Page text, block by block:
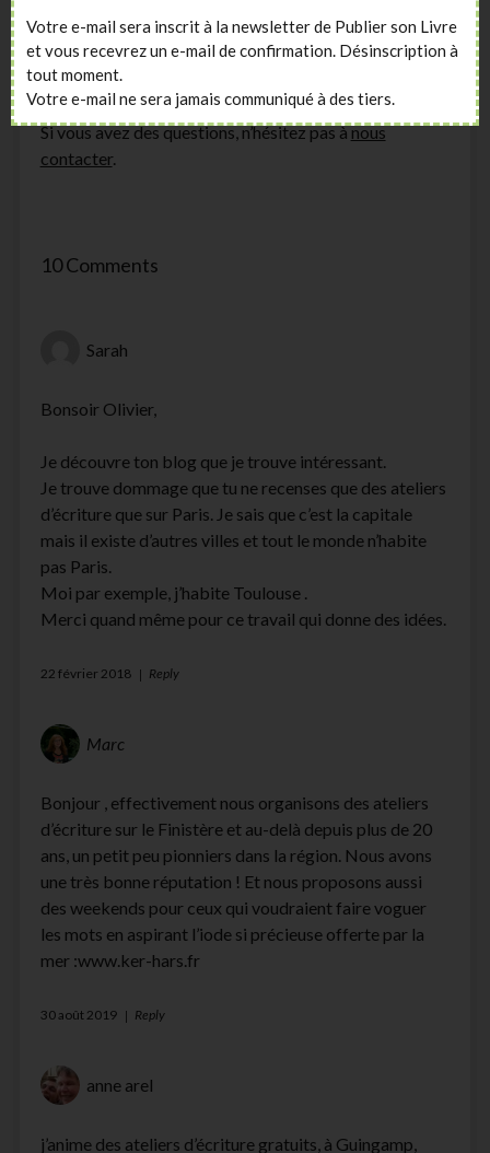
création d’une nouvellesur un thème dédié, la création
d’une fiche de personnage, ou la description d’une
paysage sont de bons exercices.
Si vous avez des questions, n’hésitez pas ànous
contacter.
10 Comments
Sarah
Bonsoir Olivier,
Je découvre ton blog que je trouve intéressant.
Je trouve dommage que tu ne recenses que des ateliers
d’écriture que sur Paris. Je sais que c’est la capitale
mais il existe d’autres villes et tout le monde n’habite
pas Paris.
Moi par exemple, j’habite Toulouse .
Merci quand même pour ce travail qui donne des idées.
22 février 2018 Reply
Marc
Bonjour , effectivement nous organisons des ateliers
d’écriture sur le Finistère et au-delà depuis plus de 20
ans, un petit peu pionniers dans la région. Nous avons
une très bonne réputation ! Et nous proposons aussi
des weekends pour ceux qui voudraient faire voguer
les mots en aspirant l’iode si précieuse offerte par la
mer :www.ker-hars.fr
30 août 2019 Reply
anne arel
j’anime des ateliers d’écriture gratuits, à Guingamp,
Votre e-mail sera inscrit à la newsletter de Publier son Livre
et vous recevrez un e-mail de confirmation. Désinscription à
tout moment.
Votre e-mail ne sera jamais communiqué à des tiers.